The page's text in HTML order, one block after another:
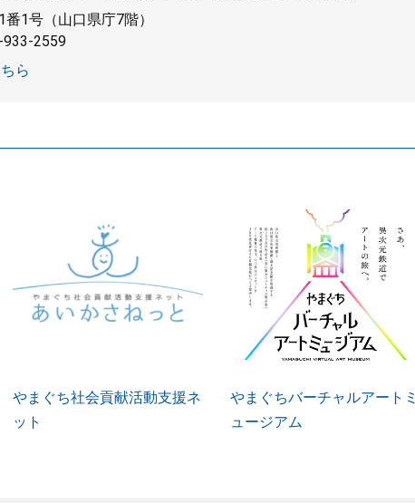
1号（山口県庁7階）
933-2559
ら
やまぐち社会貢献活動支援ネ
ット
やまぐちバーチャルアートミ
ュージアム